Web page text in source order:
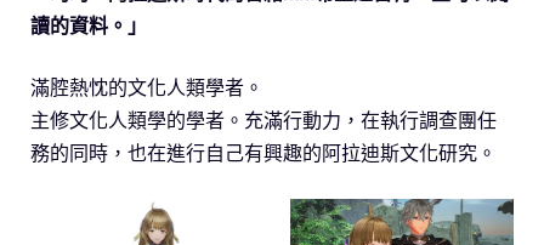
讀的資料。」
滿腔熱忱的文化人類學者。
主修文化人類學的學者。充滿行動力，在執行調查團任
務的同時，也在進行自己有興趣的阿拉迪斯文化研究。